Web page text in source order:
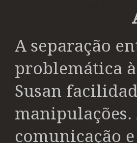
A separação
problemática
Susan
manipulações.
comunicação